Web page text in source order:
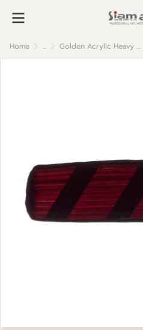
Home ... Golden Acrylic Heavy Body